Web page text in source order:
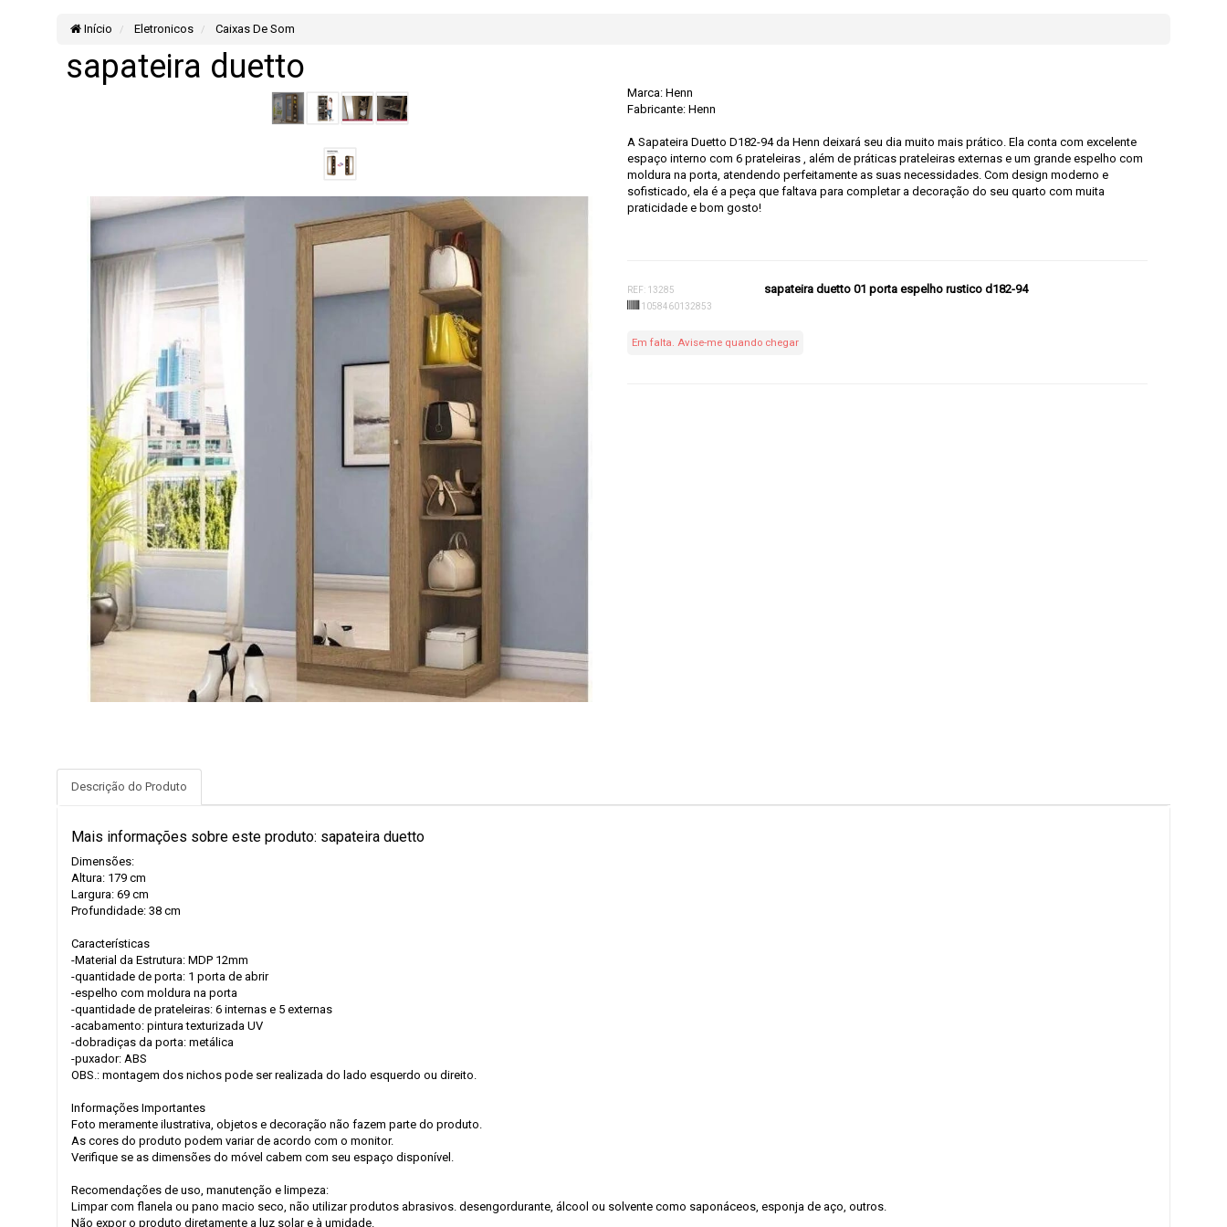
Início Eletronicos Caixas De Som
sapateira duetto
Marca: Henn
Fabricante: Henn
A Sapateira Duetto D182-94 da Henn deixará seu dia muito mais prático. Ela conta com excelente
espaço interno com 6 prateleiras , além de práticas prateleiras externas e um grande espelho com
moldura na porta, atendendo perfeitamente as suas necessidades. Com design moderno e
sofisticado, ela é a peça que faltava para completar a decoração do seu quarto com muita
praticidade e bom gosto!
REF: 13285
1058460132853
sapateira duetto 01 porta espelho rustico d182-94
Em falta. Avise-me quando chegar
Descrição do Produto
Mais informações sobre este produto: sapateira duetto
Dimensões:
Altura: 179 cm
Largura: 69 cm
Profundidade: 38 cm
Características
-Material da Estrutura: MDP 12mm
-quantidade de porta: 1 porta de abrir
-espelho com moldura na porta
-quantidade de prateleiras: 6 internas e 5 externas
-acabamento: pintura texturizada UV
-dobradiças da porta: metálica
-puxador: ABS
OBS.: montagem dos nichos pode ser realizada do lado esquerdo ou direito.
Informações Importantes
Foto meramente ilustrativa, objetos e decoração não fazem parte do produto.
As cores do produto podem variar de acordo com o monitor.
Verifique se as dimensões do móvel cabem com seu espaço disponível.
Recomendações de uso, manutenção e limpeza:
Limpar com flanela ou pano macio seco, não utilizar produtos abrasivos. desengordurante, álcool ou solvente como saponáceos, esponja de aço, outros.
Não expor o produto diretamente a luz solar e à umidade.